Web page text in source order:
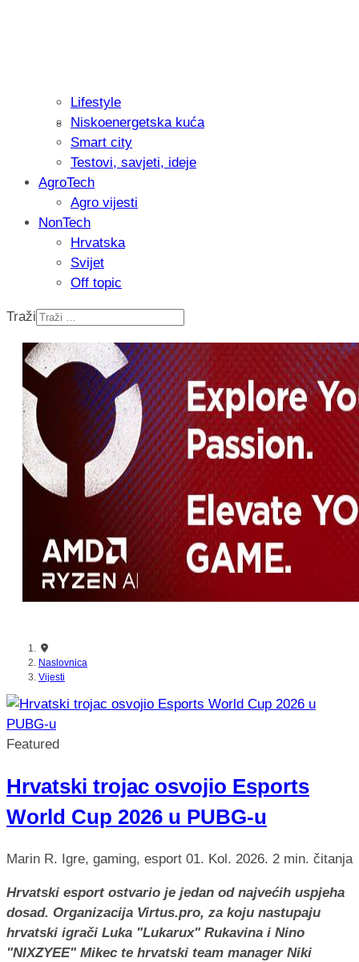
Isprobali smo: Thermostar
Recenzija: Einhell Professional CP-
nikada prije
Lifestyle
Niskoenergetska kuća
Smart city
Testovi, savjeti, ideje
AgroTech
Agro vijesti
NonTech
Hrvatska
Svijet
Off topic
Traži
Naslovnica
Vijesti
Featured
Hrvatski trojac osvojio Esports
World Cup 2026 u PUBG-u
Marin R. Igre, gaming, esport 01. Kol. 2026. 2 min. čitanja
Hrvatski esport ostvario je jedan od najvećih uspjeha
dosad. Organizacija Virtus.pro, za koju nastupaju
hrvatski igrači Luka "Lukarux" Rukavina i Nino
"NIXZYEE" Mikec te hrvatski team manager Niki